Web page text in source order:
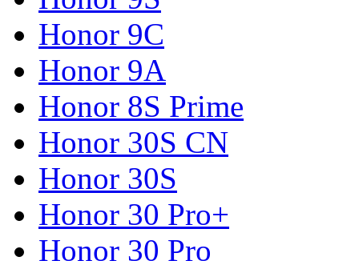
Honor 9C
Honor 9A
Honor 8S Prime
Honor 30S CN
Honor 30S
Honor 30 Pro+
Honor 30 Pro